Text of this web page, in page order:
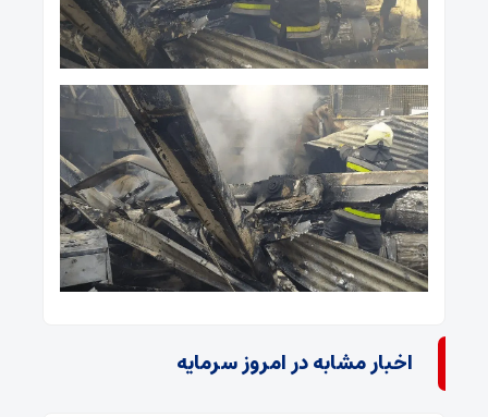
اخبار مشابه در امروز سرمایه